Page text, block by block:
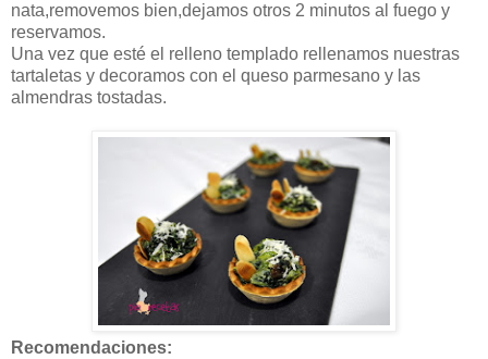
nata,removemos bien,dejamos otros 2 minutos al fuego y
reservamos.
Una vez que esté el relleno templado rellenamos nuestras
tartaletas y decoramos con el queso parmesano y las
almendras tostadas.
Recomendaciones: